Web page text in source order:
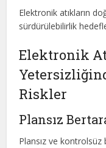
Elektronik atıkların
sürdürülebilirlik
Elektronik
Riskler
Plansız
Plansız ve kontrolsüz